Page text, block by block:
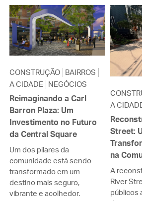
CONSTRUÇÃO BAIRROS
A CIDADE NEGÓCIOS
Reimaginando a Carl
Barron Plaza: Um
Investimento no Futuro
da Central Square
Um dos pilares da
comunidade está sendo
transformado em um
destino mais seguro,
vibrante e acolhedor.
A
Street:
na
A
River
públicos